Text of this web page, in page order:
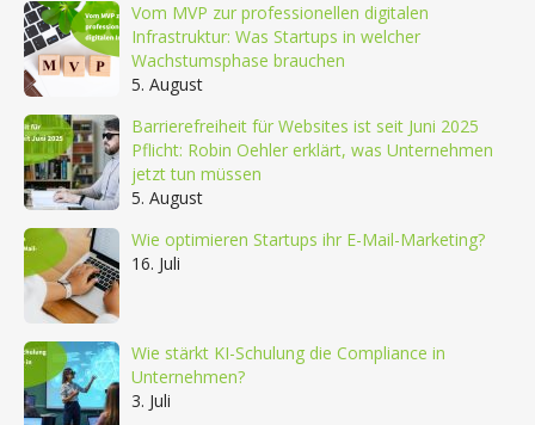
Vom MVP zur professionellen digitalen
Infrastruktur: Was Startups in welcher
Wachstumsphase brauchen
5. August
Barrierefreiheit für Websites ist seit Juni 2025
Pflicht: Robin Oehler erklärt, was Unternehmen
jetzt tun müssen
5. August
Wie optimieren Startups ihr E-Mail-Marketing?
16. Juli
Wie stärkt KI-Schulung die Compliance in
Unternehmen?
3. Juli